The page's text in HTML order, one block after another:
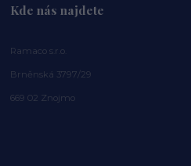
Kde nás najdete
Ramaco s.r.o.
Brněnská 3797/29
669 02 Znojmo